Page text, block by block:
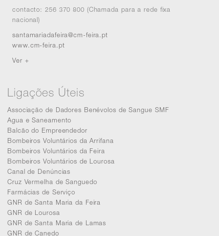
contacto: 256 370 800 (Chamada para a rede fixa
nacional)
santamariadafeira@cm-feira.pt
www.cm-feira.pt
Ver +
Ligações Úteis
Associação de Dadores Benévolos de Sangue SMF
Agua e Saneamento
Balcão do Empreendedor
Bombeiros Voluntários da Arrifana
Bombeiros Voluntários da Feira
Bombeiros Voluntários de Lourosa
Canal de Denúncias
Cruz Vermelha de Sanguedo
Farmácias de Serviço
GNR de Santa Maria da Feira
GNR de Lourosa
GNR de Santa Maria de Lamas
GNR de Canedo